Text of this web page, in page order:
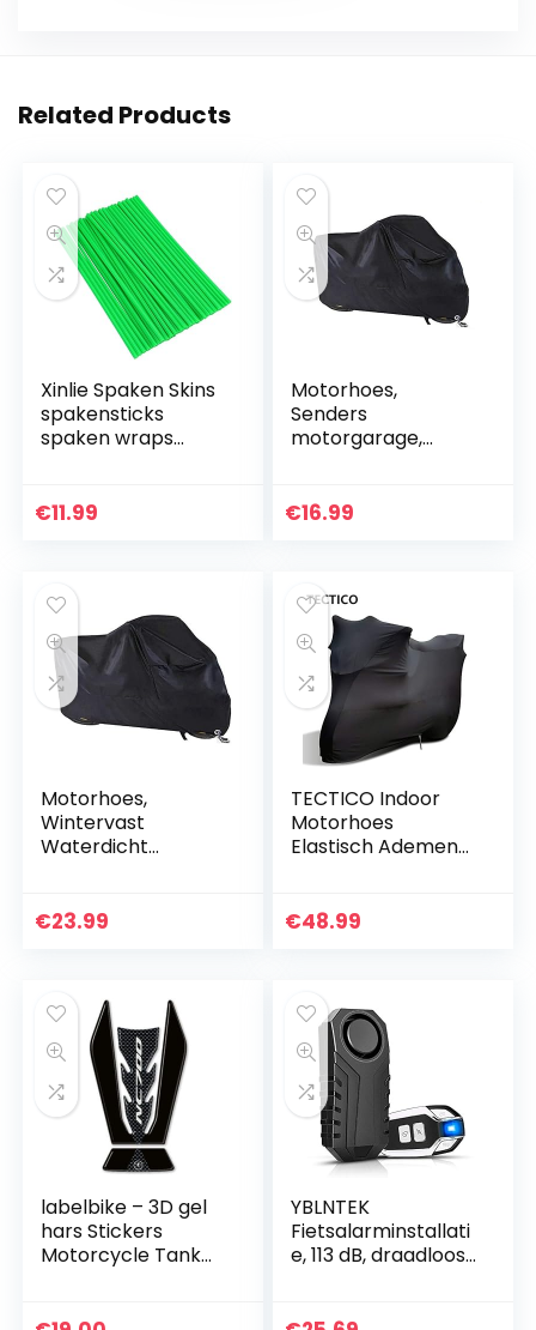
Related Products
Xinlie Spaken Skins
spakensticks
spaken wraps
bekleding fiets
€11.99
Motorhoes,
Senders
motorgarage,
motorzeil, outdoor,
€16.99
Motorhoes,
Wintervast
Waterdicht
Met
€23.99
TECTICO Indoor
Motorhoes
Elastisch Ademend
Bescherming voor
€48.99
labelbike – 3D gel
hars Stickers
Motorcycle Tank
YBLNTEK
Fietsalarminstallati
e, 113 dB, draadloos